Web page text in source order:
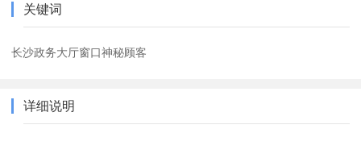
关键词
长沙政务大厅窗口神秘顾客
详细说明